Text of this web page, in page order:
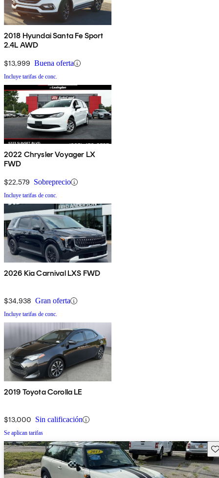
2018 Hyundai Santa Fe Sport
2.4L AWD
$13,999 Buena oferta
Incluye tarifas de conc.
2022 Chrysler Voyager LX
FWD
$22,579 Sobreprecio
Incluye tarifas de conc.
2026 Kia Carnival LXS FWD
$34,938 Gran oferta
Incluye tarifas de conc.
2019 Toyota Corolla LE
$13,000 Sin calificación
Se aplican tarifas